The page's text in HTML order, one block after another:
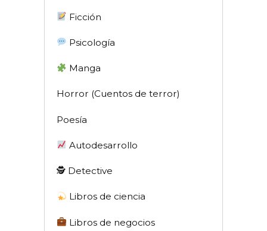
Ficción
Psicología
Manga
Horror (Cuentos de terror)
Poesía
Autodesarrollo
🕵 Detective
Libros de ciencia
Libros de negocios